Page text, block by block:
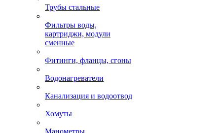
Трубы стальные
Фильтры воды,
картриджи, модули
сменные
Фитинги, фланцы, сгоны
Водонагреватели
Канализация и водоотвод
Хомуты
Манометры